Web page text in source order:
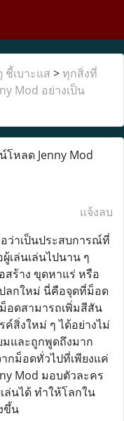
ชี้เบาะแส >ทุกสิ่งที่
Mod อย่างเป็น
หลด Jenny Mod
แจ้งลบ
ว่าเป็นประสบการณ์ที่
เล่นเล่นไปนาน ๆ
สร้าง ขุดหาแร่ หรือ
ลกใหม่ นี่คือจุดที่ม็อด
อดสามารถเพิ่มสีสัน
สิ่งใหม่ ๆ ได้อย่างไม่
และถูกพูดถึงมาก
กม็อดทั่วไปที่เพียงแค่
Mod มอบตัวละคร
นได้ ทำให้โลกใน
ขึ้น